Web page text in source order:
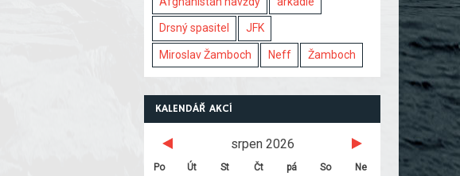
Drsný spasitel JFK
Miroslav Žamboch Neff Žamboch
KALENDÁŘ AKCÍ
srpen 2026
Po Út St Čt pá So Ne